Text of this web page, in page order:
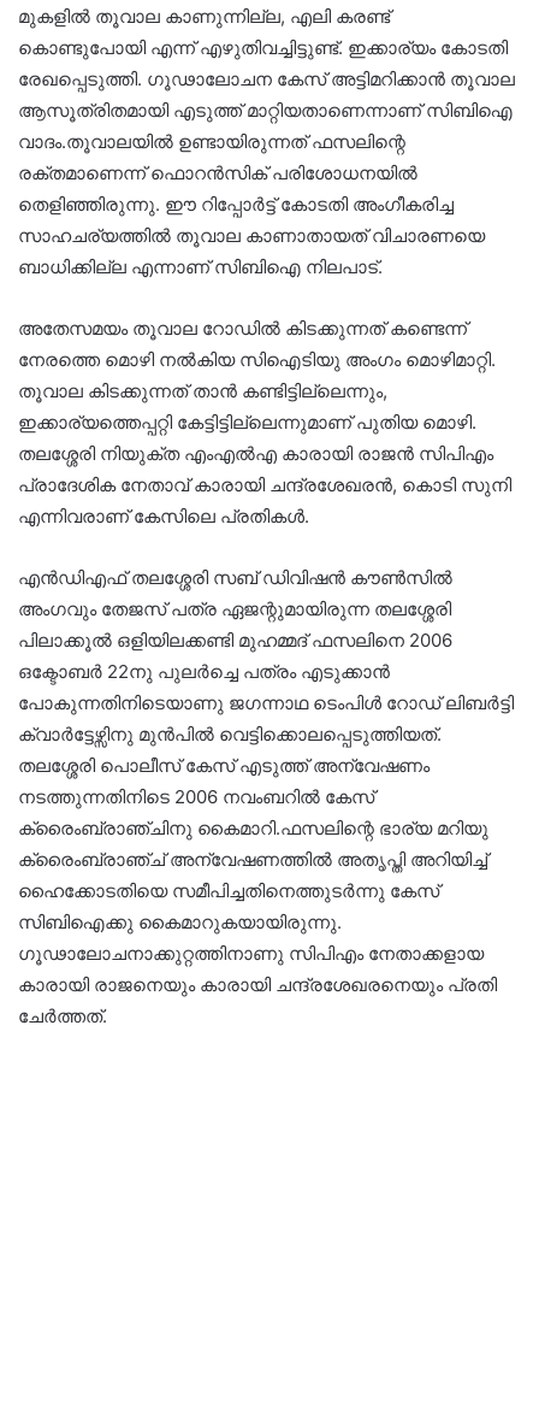
മുകളിൽ തൂവാല കാണുന്നില്ല, എലി കരണ്ട്
കൊണ്ടുപോയി എന്ന് എഴുതിവച്ചിട്ടുണ്ട്. ഇക്കാര്യം കോടതി
രേഖപ്പെടുത്തി. ഗൂഢാലോചന കേസ് അട്ടിമറിക്കാൻ തൂവാല
ആസൂത്രിതമായി എടുത്ത് മാറ്റിയതാണെന്നാണ് സിബിഐ
വാദം.തൂവാലയിൽ ഉണ്ടായിരുന്നത് ഫസലിന്റെ
രക്തമാണെന്ന് ഫൊറൻസിക് പരിശോധനയിൽ
തെളിഞ്ഞിരുന്നു. ഈ റിപ്പോർട്ട് കോടതി അംഗീകരിച്ച
സാഹചര്യത്തിൽ തൂവാല കാണാതായത് വിചാരണയെ
ബാധിക്കില്ല എന്നാണ് സിബിഐ നിലപാട്.
അതേസമയം തൂവാല റോഡിൽ കിടക്കുന്നത് കണ്ടെന്ന്
നേരത്തെ മൊഴി നൽകിയ സിഐടിയു അംഗം മൊഴിമാറ്റി.
തൂവാല കിടക്കുന്നത് താൻ കണ്ടിട്ടില്ലെന്നും,
ഇക്കാര്യത്തെപ്പറ്റി കേട്ടിട്ടില്ലെന്നുമാണ് പുതിയ മൊഴി.
തലശ്ശേരി നിയുക്ത എംഎൽഎ കാരായി രാജൻ സിപിഎം
പ്രാദേശിക നേതാവ് കാരായി ചന്ദ്രശേഖരൻ, കൊടി സുനി
എന്നിവരാണ് കേസിലെ പ്രതികൾ.
എൻഡിഎഫ് തലശ്ശേരി സബ് ഡിവിഷൻ കൗൺസിൽ
അംഗവും തേജസ്‌ പത്ര ഏജന്റുമായിരുന്ന തലശ്ശേരി
പിലാക്കൂൽ ഒളിയിലക്കണ്ടി മുഹമ്മദ്‌ ഫസലിനെ 2006
ഒക്ടോബർ 22നു പുലർച്ചെ പത്രം എടുക്കാൻ
പോകുന്നതിനിടെയാണു ജഗന്നാഥ ടെംപിൾ റോഡ് ലിബർട്ടി
ക്വാർട്ടേഴ്സിനു മുൻപിൽ വെട്ടിക്കൊലപ്പെടുത്തിയത്.
തലശ്ശേരി പൊലീസ് കേസ് എടുത്ത് അന്വേഷണം
നടത്തുന്നതിനിടെ 2006 നവംബറിൽ കേസ്
ക്രൈംബ്രാഞ്ചിനു കൈമാറി.ഫസലിന്റെ ഭാര്യ മറിയു
ക്രൈംബ്രാഞ്ച് അന്വേഷണത്തിൽ അതൃപ്തി അറിയിച്ച്
ഹൈക്കോടതിയെ സമീപിച്ചതിനെത്തുടർന്നു കേസ്
സിബിഐക്കു കൈമാറുകയായിരുന്നു.
ഗൂഢാലോചനാക്കുറ്റത്തിനാണു സിപിഎം നേതാക്കളായ
കാരായി രാജനെയും കാരായി ചന്ദ്രശേഖരനെയും പ്രതി
ചേർത്തത്.